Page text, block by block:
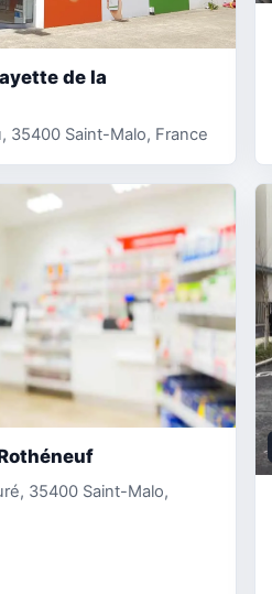
de la
35400 Saint-Malo, France
35400 Saint-Malo,